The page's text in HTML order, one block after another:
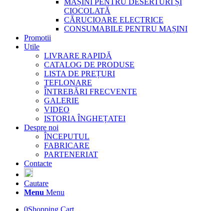
MAȘINI PENTRU DESERTURI ȘI
CIOCOLATĂ
CĂRUCIOARE ELECTRICE
CONSUMABILE PENTRU MAȘINI
Promotii
Utile
LIVRARE RAPIDĂ
CATALOG DE PRODUSE
LISTA DE PREȚURI
TEFLONARE
ÎNTREBĂRI FRECVENTE
GALERIE
VIDEO
ISTORIA ÎNGHEȚATEI
Despre noi
ÎNCEPUTUL
FABRICARE
PARTENERIAT
Contacte
Cautare
Menu Menu
0Shopping Cart